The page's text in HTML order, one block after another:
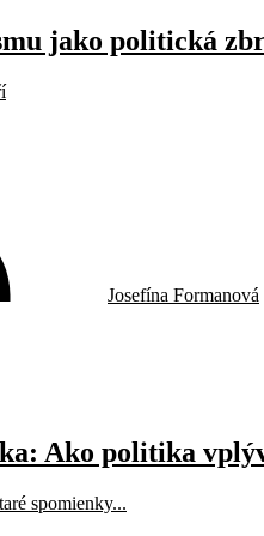
jako politická
Josefína Formanová
Ako politika
spomienky...